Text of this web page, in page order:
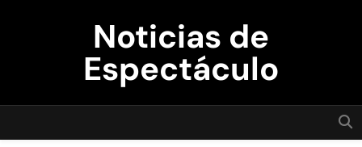
Noticias de
Espectáculo